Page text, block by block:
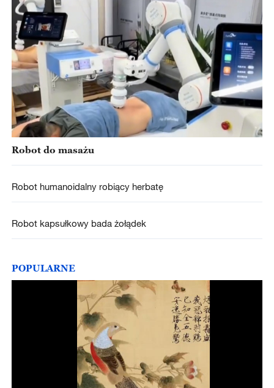
Robot do masażu
Robot humanoidalny robiący herbatę
Robot kapsułkowy bada żołądek
POPULARNE